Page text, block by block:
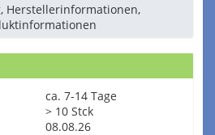
Herstellerinformationen,
ca. 7-14 Tage
> 10 Stck
08.08.26